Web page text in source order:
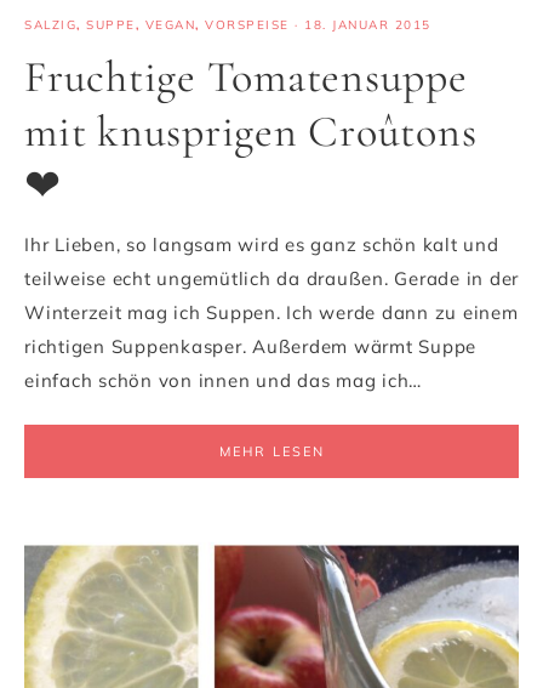
SALZIG, SUPPE, VEGAN, VORSPEISE · 18. JANUAR 2015
Fruchtige Tomatensuppe
mit knusprigen Croûtons
❤
Ihr Lieben, so langsam wird es ganz schön kalt und
teilweise echt ungemütlich da draußen. Gerade in der
Winterzeit mag ich Suppen. Ich werde dann zu einem
richtigen Suppenkasper. Außerdem wärmt Suppe
einfach schön von innen und das mag ich…
MEHR LESEN